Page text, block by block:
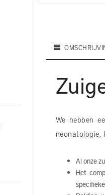
We hebben
neonatologie,
Al onze
Het